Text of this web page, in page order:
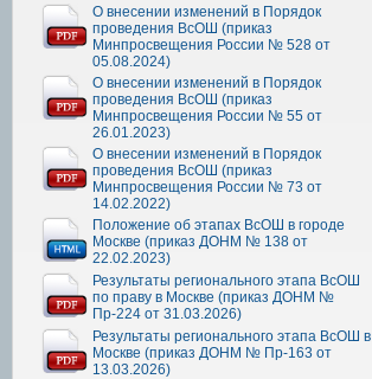
О внесении изменений в Порядок
проведения ВсОШ (приказ
Минпросвещения России № 528 от
05.08.2024)
О внесении изменений в Порядок
проведения ВсОШ (приказ
Минпросвещения России № 55 от
26.01.2023)
О внесении изменений в Порядок
проведения ВсОШ (приказ
Минпросвещения России № 73 от
14.02.2022)
Положение об этапах ВсОШ в городе
Москве (приказ ДОНМ № 138 от
22.02.2023)
Результаты регионального этапа ВсОШ
по праву в Москве (приказ ДОНМ №
Пр-224 от 31.03.2026)
Результаты регионального этапа ВсОШ в
Москве (приказ ДОНМ № Пр-163 от
13.03.2026)